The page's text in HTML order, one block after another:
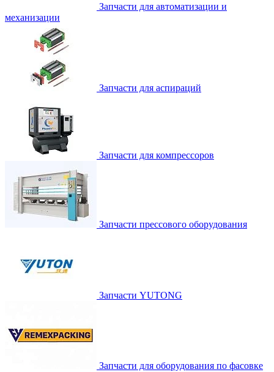
Запчасти для автоматизации и
механизации
Запчасти для аспираций
Запчасти для компрессоров
Запчасти прессового оборудования
Запчасти YUTONG
Запчасти для оборудования по фасовке